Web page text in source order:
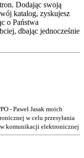
Dodając swoją
katalog, zyskujesz
o Państwa
dbając jednocześnie
- Paweł Jasak moich
w celu przesyłania
komunikacji elektronicznej